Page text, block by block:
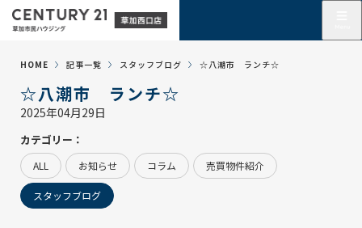
HOME 記事一覧 スタッフブログ ☆八潮市 ランチ☆
☆八潮市 ランチ☆
2025年04月29日
カテゴリー：
ALL お知らせ コラム 売買物件紹介
スタッフブログ